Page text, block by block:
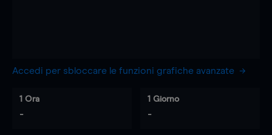
Accedi per sbloccare le funzioni grafiche avanzate
1 Ora
-
1 Giorno
-